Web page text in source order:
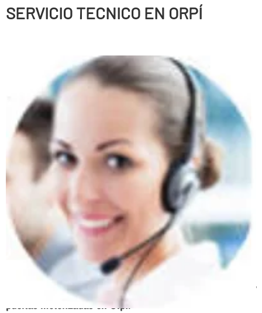
SERVICIO TECNICO EN ORPÍ
Persianas enrollables, Puertas correderas, Puertas
batientes, Puertas seccionales, Correderas automáticas
de cristal, Sistemas de anti-cizallamiento, Puertas
peatonales, Puertas basculantes, Puertas radio
frecuencia, Urgencias 24 horas, Mantenimiento de
Servicio tecnico, expertos en automatismos y
puertas motorizadas en Orpí.